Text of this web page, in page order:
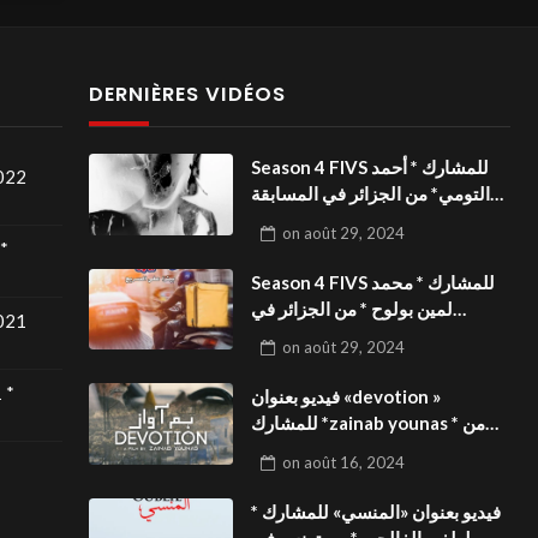
*
DERNIÈRES VIDÉOS
Season 4 FIVS للمشارك * أحمد
التومي* من الجزائر في المسابقة
للفيدوهات التوعوية«Dark Life
»فيديو بعنوان
on août 29, 2024
Season 4 FIVS للمشارك * محمد
لمين بولوح * من الجزائر في
للفيدوهات التوعوية«Pizza
express »فيديو بعنوان
on août 29, 2024
فيديو بعنوان «devotion »
للمشارك *zainab younas * من
بالمهرجان الدولي للفيدوهات
التوعوية Season 4 FIVS
on août 16, 2024
فيديو بعنوان «المنسي» للمشارك *